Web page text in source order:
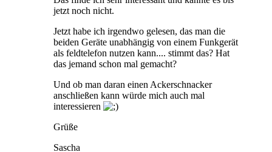
jetzt noch nicht.
Jetzt habe ich irgendwo gelesen, das man die
beiden Geräte unabhängig von einem Funkgerät
als feldtelefon nutzen kann.... stimmt das? Hat
das jemand schon mal gemacht?
Und ob man daran einen Ackerschnacker
anschließen kann würde mich auch mal
interessieren
Grüße
Sascha